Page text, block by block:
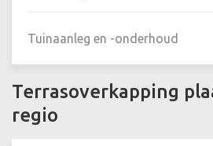
Tuinaanleg en -onderhoud
Terrasoverkapping
regio